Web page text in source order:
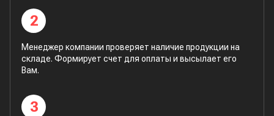
2
Менеджер компании проверяет наличие продукции на
складе. Формирует счет для оплаты и высылает его
Вам.
3